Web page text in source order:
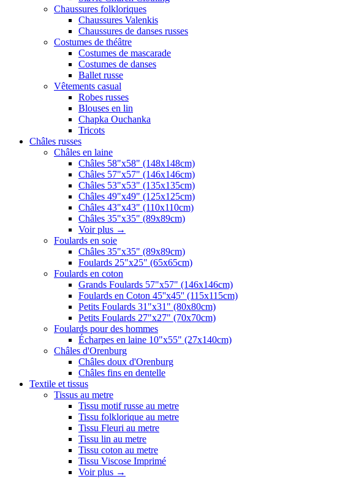
Chaussures folkloriques
Chaussures Valenkis
Chaussures de danses russes
Costumes de théâtre
Costumes de mascarade
Costumes de danses
Ballet russe
Vêtements casual
Robes russes
Blouses en lin
Chapka Ouchanka
Tricots
Châles russes
Châles en laine
Châles 58"x58" (148x148cm)
Châles 57"x57" (146x146cm)
Châles 53"x53" (135x135cm)
Châles 49"x49" (125x125cm)
Châles 43"x43" (110x110cm)
Châles 35"x35" (89x89cm)
Voir plus →
Foulards en soie
Châles 35"x35" (89x89cm)
Foulards 25"x25" (65x65cm)
Foulards en coton
Grands Foulards 57"x57" (146x146cm)
Foulards en Coton 45''x45'' (115x115cm)
Petits Foulards 31"x31" (80x80cm)
Petits Foulards 27"x27" (70x70cm)
Foulards pour des hommes
Écharpes en laine 10"x55" (27x140cm)
Châles d'Orenburg
Châles doux d'Orenburg
Châles fins en dentelle
Textile et tissus
Tissus au metre
Tissu motif russe au metre
Tissu folklorique au metre
Tissu Fleuri au metre
Tissu lin au metre
Tissu coton au metre
Tissu Viscose Imprimé
Voir plus →